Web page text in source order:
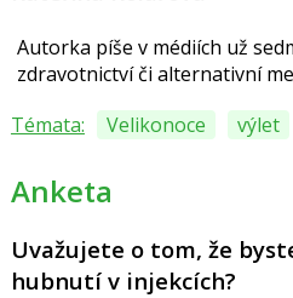
Autorka píše v médiích už
zdravotnictví či alternativní
Témata:
Velikonoce výlet
Anketa
Uvažujete o tom, že
hubnutí v injekcích?